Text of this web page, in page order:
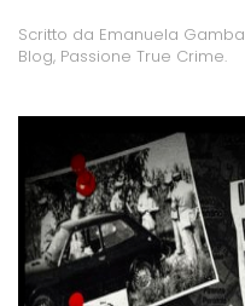
Scritto da Emanuela Gamba
Blog, Passione True Crime.